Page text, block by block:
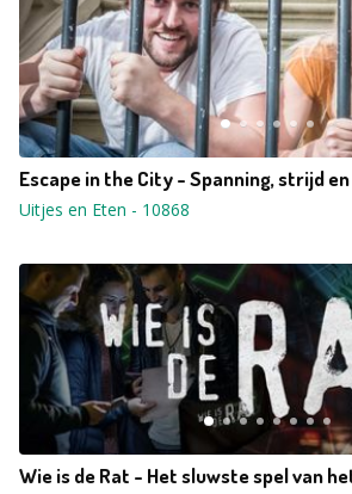
Escape in the City - Spanning, strijd
Uitjes en Eten - 10868
Wie is de Rat - Het sluwste spel van